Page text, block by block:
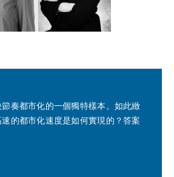
奏都市化的一個獨特樣本。如此緻
的都市化速度是如何實現的？答案